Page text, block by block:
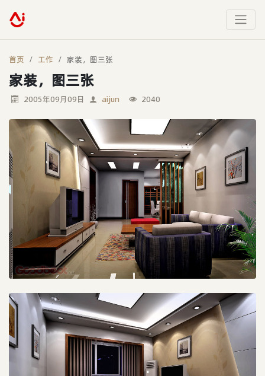
首页 工作 家装，图三张
家装，图三张
2005年09月09日 aijun 2040